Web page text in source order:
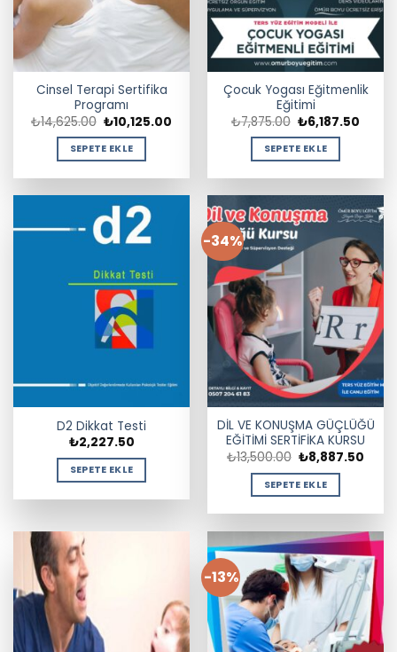
Cinsel Terapi Sertifika
Programı
₺14,625.00 Orijinal
fiyat:
₺14,625.00.
₺10,125.00
SEPETE EKLE
Çocuk Yogası Eğitmenlik
Eğitimi
₺7,875.00 Orijinal
fiyat:
₺7,875.00.
₺6,187.50
SEPETE EKLE
D2 Dikkat Testi
₺2,227.50
SEPETE EKLE
-34%
DİL VE KONUŞMA GÜÇLÜĞÜ
EĞİTİMİ SERTİFİKA KURSU
₺13,500.00 Orijinal
fiyat:
₺13,500.00.
₺8,887.50
SEPETE EKLE
-13%